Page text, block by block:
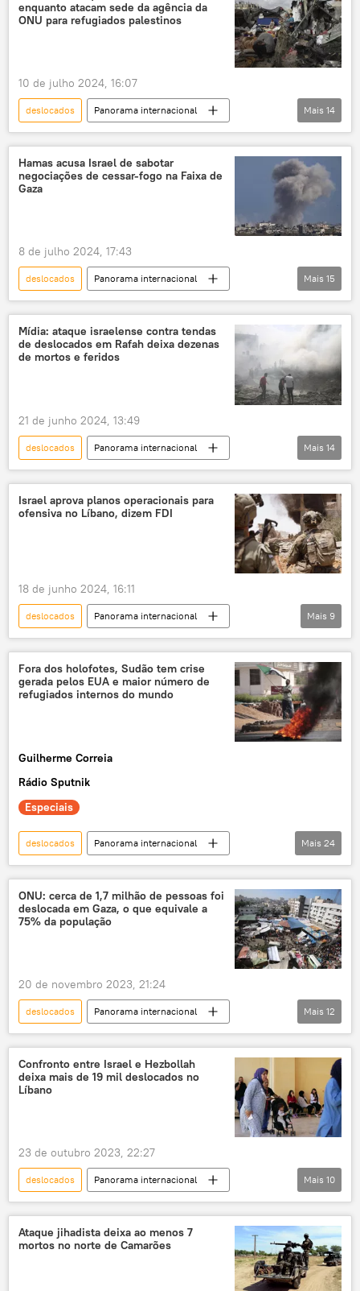
Cairo Hamas
Faixa de Gaza
Egito
conflito israelo-palestino
cessar-fogo
acordo de paz
negociações
negociações de paz
verificação
deslocados internos
reféns
mediadores
enquanto atacam sede da agência da
ONU para refugiados palestinos
10 de julho 2024, 16:07
deslocados
Panorama internacional
UNRWA
Forças de Defesa de Israel (FDI)
Gaza
Israel
Faixa de Gaza
Hamas
Oriente Médio e África
conflito israelo-palestino
Palestina
Mais 14
Hamas acusa Israel de sabotar
negociações de cessar-fogo na Faixa de
Gaza
8 de julho 2024, 17:43
deslocados
Panorama internacional
Benjamin Netanyahu
Israel
Hamas
Faixa de Gaza
Ismail Haniya
Gaza
Forças de Defesa de Israel (FDI)
operações militares
deslocamentos internos
deslocados internos
Oriente Médio e África
Oriente Médio
Mais 15
Mídia: ataque israelense contra tendas
de deslocados em Rafah deixa dezenas
de mortos e feridos
21 de junho 2024, 13:49
deslocados
Panorama internacional
Benjamin Netanyahu
Rafah
Faixa de Gaza
bombardeios
ataques
Oriente Médio e África
Mais 14
Israel aprova planos operacionais para
ofensiva no Líbano, dizem FDI
18 de junho 2024, 16:11
deslocados
Panorama internacional
Líbano
Israel
Forças de Defesa de Israel (FDI)
Oriente Médio e África
Faixa de Gaza
Oriente Médio
Mais 9
Fora dos holofotes, Sudão tem crise
gerada pelos EUA e maior número de
refugiados internos do mundo
Guilherme Correia
Rádio Sputnik
Especiais
deslocados
Panorama internacional
Sudão
Sudão do Sul
África
ONU
crise
crise diplomática
crise humanitária
crise política
Organização das Nações Unidas
Oriente Médio e África
Forças Armadas
grupos paramilitares
forças paramilitares
golpe
guerra civil
genocídio
violações
independência
Mais 24
ONU: cerca de 1,7 milhão de pessoas foi
deslocada em Gaza, o que equivale a
75% da população
20 de novembro 2023, 21:24
deslocados
Panorama internacional
Forças de Defesa de Israel (FDI)
Israel
Exército de Israel
Palestina
Faixa de Gaza
Gaza
ONU
Cisjordânia
Mundo
Mais 12
Confronto entre Israel e Hezbollah
deixa mais de 19 mil deslocados no
Líbano
23 de outubro 2023, 22:27
deslocados
Panorama internacional
Líbano
Hezbollah
Israel
Forças de Defesa de Israel
ataques
foguetes
Hamas
Mais 10
Ataque jihadista deixa ao menos 7
mortos no norte de Camarões